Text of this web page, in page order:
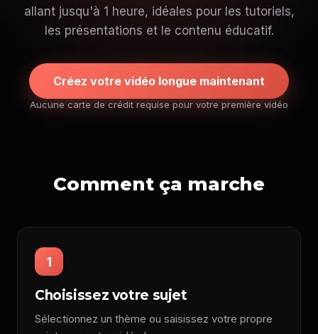
allant jusqu'à 1 heure, idéales pour les tutoriels,
les présentations et le contenu éducatif.
Créez votre vidéo longue maintenant
Aucune carte de crédit requise pour votre première vidéo
Comment ça marche
1
Choisissez votre sujet
Sélectionnez un thème ou saisissez votre propre